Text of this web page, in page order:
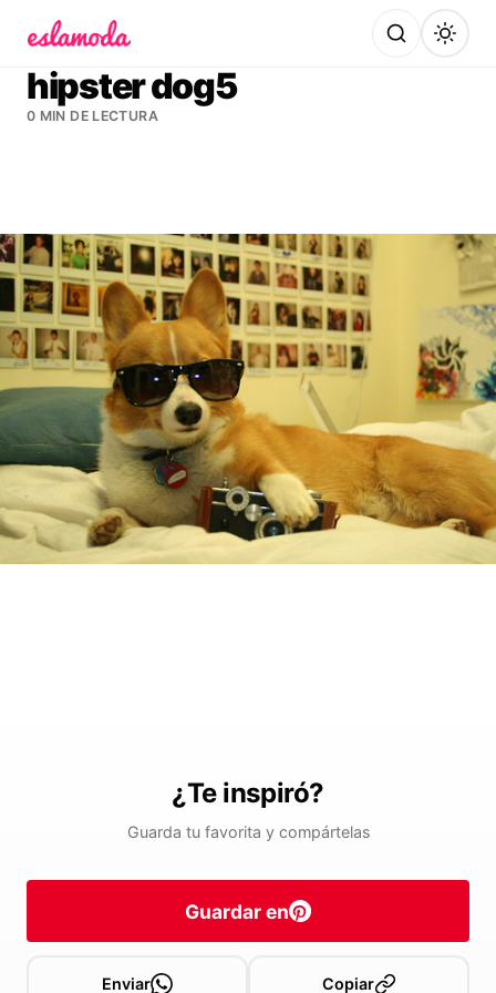
hipster dog5
0 MIN DE LECTURA
¿Te inspiró?
Guarda tu favorita y compártelas
Guardar en
Enviar Copiar